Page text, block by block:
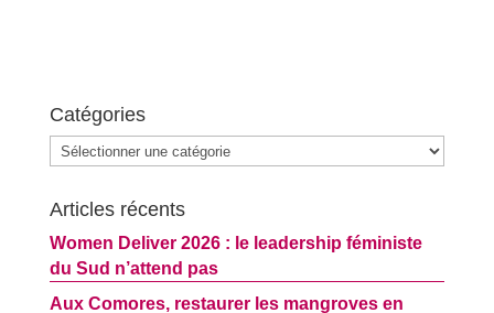
Catégories
Catégories
Articles récents
Women Deliver 2026 : le leadership féministe
du Sud n’attend pas
Aux Comores, restaurer les mangroves en